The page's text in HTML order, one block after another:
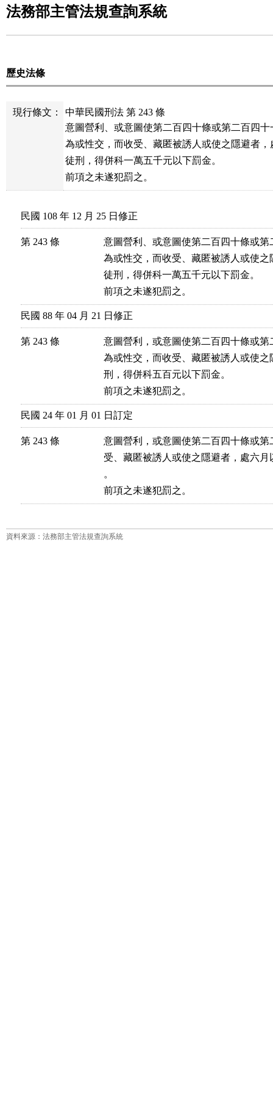
法務部主管法規查詢系統
歷史法條
現行條文：
中華民國刑法 第 243 條
意圖營利、或意圖使第二百四十條或第二百四
為或性交，而收受、藏匿被誘人或使之隱避者
徒刑，得併科一萬五千元以下罰金。
前項之未遂犯罰之。
民國 108 年 12 月 25 日修正
第 243 條
意圖營利、或意圖使第二百四十條或
為或性交，而收受、藏匿被誘人或使
徒刑，得併科一萬五千元以下罰金。
前項之未遂犯罰之。
民國 88 年 04 月 21 日修正
第 243 條
意圖營利，或意圖使第二百四十條或
為或性交，而收受、藏匿被誘人或使
刑，得併科五百元以下罰金。
前項之未遂犯罰之。
民國 24 年 01 月 01 日訂定
第 243 條
意圖營利，或意圖使第二百四十條或
受、藏匿被誘人或使之隱避者，處六
。
前項之未遂犯罰之。
資料來源：法務部主管法規查詢系統